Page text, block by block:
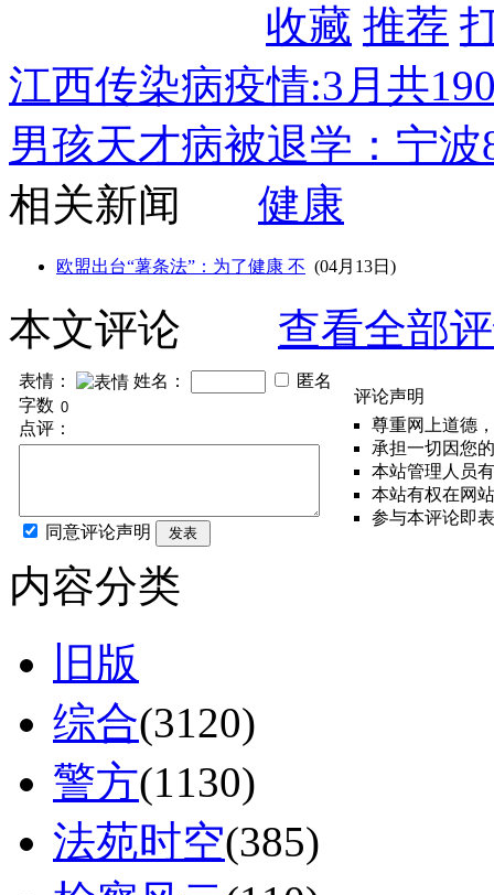
收藏 推荐
江西传染病疫情:3月共
男孩天才病被退学：宁
相关新闻
健康
欧盟出台“薯条法”：为了健康 不 (04月13日)
本文评论 查看全部
表情： 姓名：
匿名
字数
点评：
同意评论声明 发表
评论声明
尊重网上道德
承担一切因您
本站管理人员
本站有权在网
参与本评论即
内容分类
旧版
综合(3120)
警方(1130)
法苑时空(385)